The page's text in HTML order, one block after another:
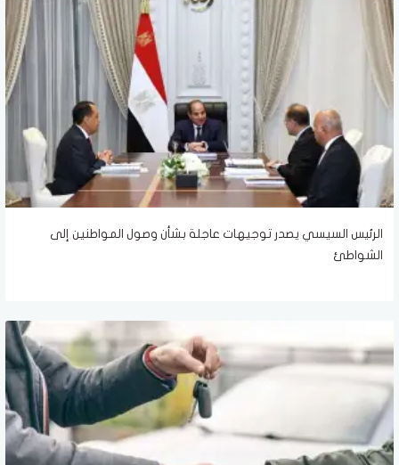
الرئيس السيسي يصدر توجيهات عاجلة بشأن وصول المواطنين إلى
الشواطئ